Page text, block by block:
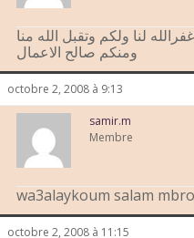
لنا ولكم وتقبل الله منا
ومنكم صالح الاعمال
octobre 2, 2008 à 9:13
samir.m
Membre
wa3alaykoum salam
octobre 2, 2008 à 11:15